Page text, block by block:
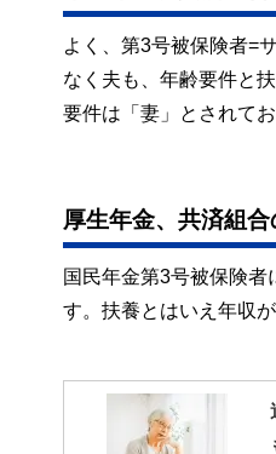
よく、第3号被保険者=
なく夫も、年齢要件と
要件は「妻」とされて
厚生年金、共済組
国民年金第3号被保険
す。扶養とはいえ年収